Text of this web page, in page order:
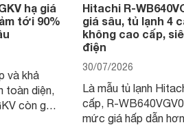
hạ giá
tới 90%
và khả
toàn diện,
còn gây
Hitachi R-
giá sâu, tủ lạnh 4
không cao cấp,
điện
30/07/2026
Là mẫu tủ lạnh
cấp, R-
mức giá hấp dẫn